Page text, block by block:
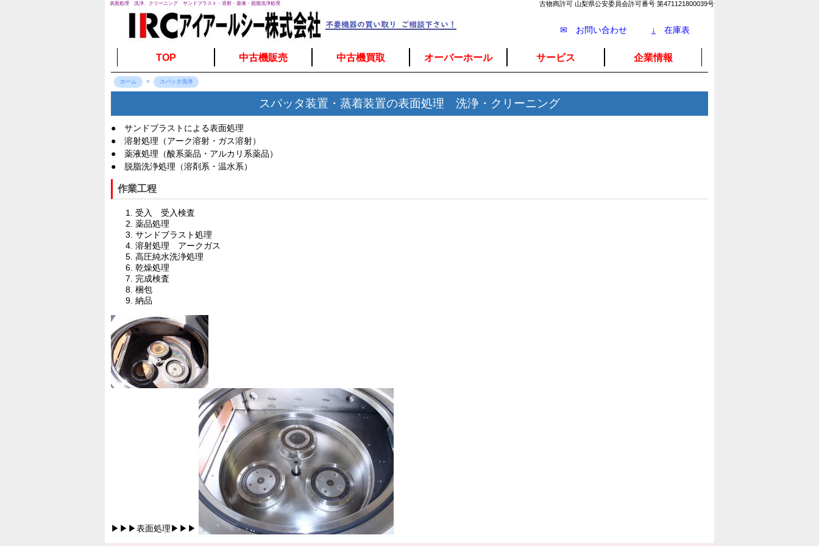
表面処理 洗浄、クリーニング サンドブラスト・溶射・薬液・脱脂洗浄処理 古物商許可 山梨県公安委員会許可番号 第471121800039号
✉ お問い合わせ ↓ 在庫表
TOP 中古機販売 中古機買取 オーバーホール サービス 企業情報
ホーム スパッタ洗浄
スパッタ装置・蒸着装置の表面処理 洗浄・クリーニング
● サンドブラストによる表面処理
● 溶射処理（アーク溶射・ガス溶射）
● 薬液処理（酸系薬品・アルカリ系薬品）
● 脱脂洗浄処理（溶剤系・温水系）
作業工程
受入 受入検査
薬品処理
サンドブラスト処理
溶射処理 アークガス
高圧純水洗浄処理
乾燥処理
完成検査
梱包
納品
▶▶▶表面処理▶▶▶